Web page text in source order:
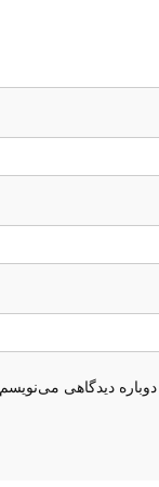
دیدگاهی می‌نویسم.